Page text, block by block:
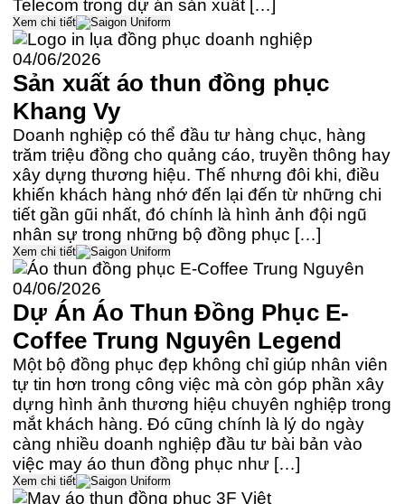
Telecom trong dự án sản xuất […]
Xem chi tiết
04/06/2026
Sản xuất áo thun đồng phục
Khang Vy
Doanh nghiệp có thể đầu tư hàng chục, hàng
trăm triệu đồng cho quảng cáo, truyền thông hay
xây dựng thương hiệu. Thế nhưng đôi khi, điều
khiến khách hàng nhớ đến lại đến từ những chi
tiết gần gũi nhất, đó chính là hình ảnh đội ngũ
nhân sự trong những bộ đồng phục […]
Xem chi tiết
04/06/2026
Dự Án Áo Thun Đồng Phục E-
Coffee Trung Nguyên Legend
Một bộ đồng phục đẹp không chỉ giúp nhân viên
tự tin hơn trong công việc mà còn góp phần xây
dựng hình ảnh thương hiệu chuyên nghiệp trong
mắt khách hàng. Đó cũng chính là lý do ngày
càng nhiều doanh nghiệp đầu tư bài bản vào
việc may áo thun đồng phục như […]
Xem chi tiết